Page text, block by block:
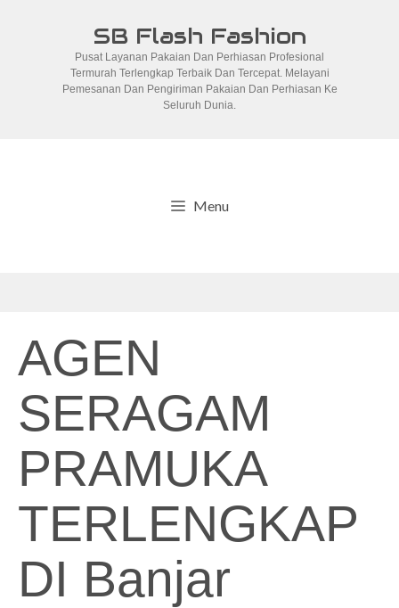
SB Flash Fashion
Pusat Layanan Pakaian Dan Perhiasan Profesional
Termurah Terlengkap Terbaik Dan Tercepat. Melayani
Pemesanan Dan Pengiriman Pakaian Dan Perhiasan Ke
Seluruh Dunia.
Menu
AGEN
SERAGAM
PRAMUKA
TERLENGKAP
DI Banjar